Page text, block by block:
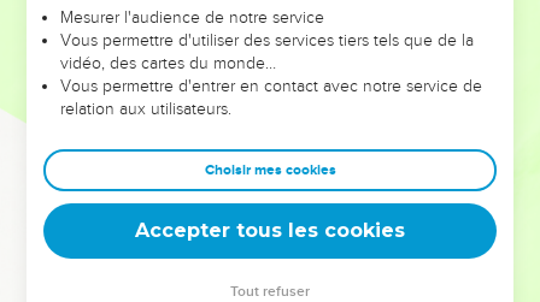
leur foi ou leur vision. Mais on voit moins les doutes, les erreurs
et les saisons difficiles qu'ils ont traversés, alors même que ce
sont elles qui les ont façonnés.
Dans cette conférence, leaders, entrepreneurs, et responsables
clés pour avancer avec plus de sagesse afin que leurs erreurs
deviennent vos tremplins. Que vous guidiez un ministère, une
équipe, un groupe ou une famille, leur expérience est faite
Mesurer l'audience de notre service
Vous permettre d'utiliser des services tiers tels que de la
vidéo, des cartes du monde…
Vous permettre d'entrer en contact avec notre service de
relation aux utilisateurs.
Choisir mes cookies
Accepter tous les cookies
Tout refuser